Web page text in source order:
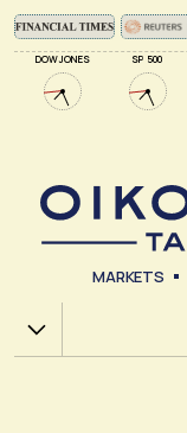
DOW JONES SP 500
MARKETS
Χ.Α.